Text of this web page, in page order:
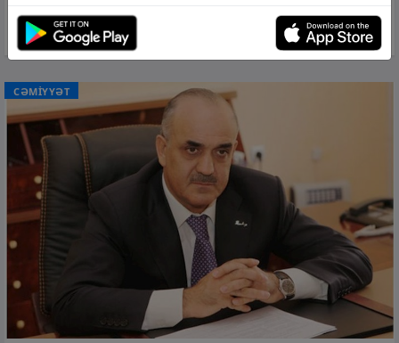
Bakıda üç istiqamətdə tıxac yaranıb
CƏMİYYƏT